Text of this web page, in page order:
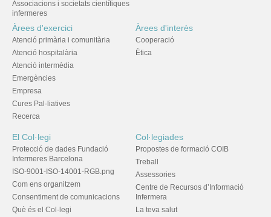
Associacions i societats científiques
infermeres
Àrees d'exercici
Atenció primària i comunitària
Atenció hospitalària
Atenció intermèdia
Emergències
Empresa
Cures Pal·liatives
Recerca
Àrees d'interès
Cooperació
Ètica
El Col·legi
Protecció de dades Fundació
Infermeres Barcelona
ISO-9001-ISO-14001-RGB.png
Com ens organitzem
Consentiment de comunicacions
Què és el Col·legi
Col·legiades
Propostes de formació COIB
Treball
Assessories
Centre de Recursos d’Informació
Infermera
La teva salut